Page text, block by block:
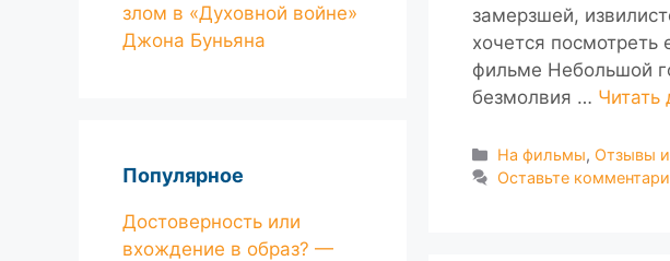
замерзшей,
хочется
фильме Небольшой
безмолвия … Читать
Рубрики
На фильмы, Отзывы
Оставьте
злом в «Духовной войне»
Джона Буньяна
Популярное
Достоверность или
вхождение в образ? —